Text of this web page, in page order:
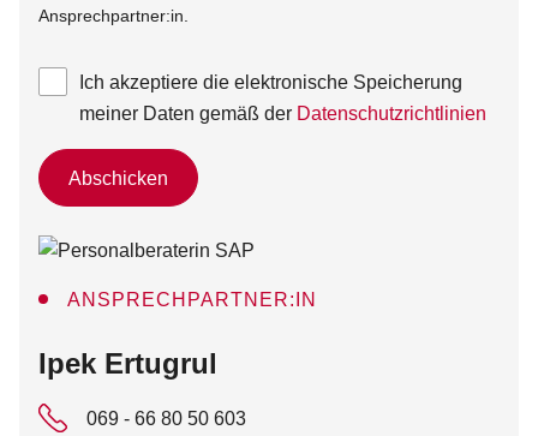
Ansprechpartner:in.
Ich akzeptiere die elektronische Speicherung
meiner Daten gemäß der Datenschutzrichtlinien
Abschicken
ANSPRECHPARTNER:IN
:Ipek Ertugrul
069 - 66 80 50 603